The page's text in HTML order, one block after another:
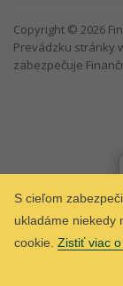
S cieľom
ukladáme niekedy
cookie. Zistiť viac
Copyright © 2026
Prevádzku stránky
zabezpečuje